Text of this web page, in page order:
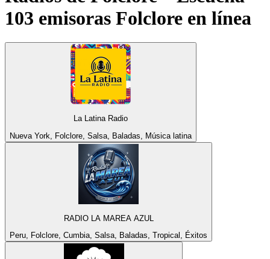
103 emisoras Folclore en línea
La Latina Radio
Nueva York, Folclore, Salsa, Baladas, Música latina
RADIO LA MAREA AZUL
Peru, Folclore, Cumbia, Salsa, Baladas, Tropical, Éxitos